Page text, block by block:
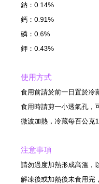
鈉：0.14%
鈣：0.91%
磷：0.6%
鉀：0.43%
使用方式
食用前請於前一日置於冷
食用時請剪一小透氣孔，
微波加熱，冷藏每百公克
注意事項
請勿過度加熱形成高溫，
解凍後或加熱後未食用完